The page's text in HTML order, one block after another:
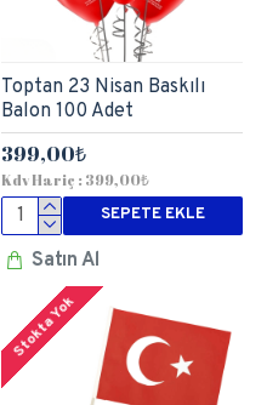
Toptan 23 Nisan Baskılı
Balon 100 Adet
399,00₺
Kdv Hariç : 399,00₺
SEPETE EKLE
Satın Al
Stokta Yok